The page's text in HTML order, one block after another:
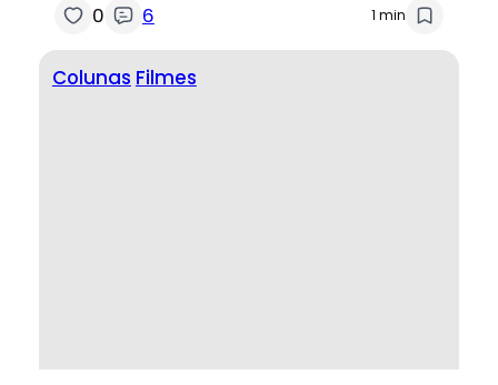
0 6 1 min
Colunas Filmes